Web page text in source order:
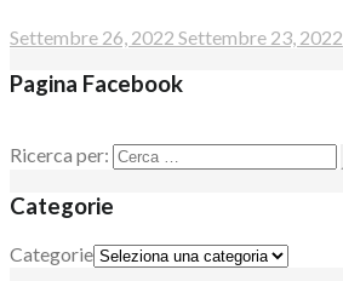
Settembre 26, 2022 Settembre 23, 2022
Pagina Facebook
Ricerca per:
Categorie
Categorie